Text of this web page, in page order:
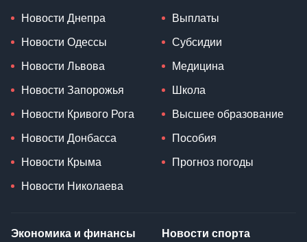
Новости Днепра
Новости Одессы
Новости Львова
Новости Запорожья
Новости Кривого Рога
Новости Донбасса
Новости Крыма
Новости Николаева
Выплаты
Субсидии
Медицина
Школа
Высшее образование
Пособия
Прогноз погоды
Экономика и финансы Новости спорта